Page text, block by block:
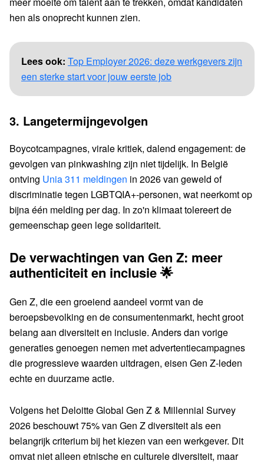
hen als onoprecht kunnen zien.
Lees ook: Top Employer 2026: deze werkgevers zijn
een sterke start voor jouw eerste job
3. Langetermijngevolgen
Boycotcampagnes, virale kritiek, dalend engagement: de
gevolgen van pinkwashing zijn niet tijdelijk. In België
ontving Unia 311 meldingen in 2026 van geweld of
discriminatie tegen LGBTQIA+-personen, wat neerkomt op
bijna één melding per dag. In zo'n klimaat tolereert de
gemeenschap geen lege solidariteit.
De verwachtingen van Gen Z: meer
authenticiteit en inclusie 🌟
Gen Z, die een groeiend aandeel vormt van de
beroepsbevolking en de consumentenmarkt, hecht groot
belang aan diversiteit en inclusie. Anders dan vorige
generaties genoegen nemen met advertentiecampagnes
die progressieve waarden uitdragen, eisen Gen Z-leden
echte en duurzame actie.
Volgens het Deloitte Global Gen Z & Millennial Survey
2026 beschouwt 75% van Gen Z diversiteit als een
belangrijk criterium bij het kiezen van een werkgever. Dit
omvat niet alleen etnische en culturele diversiteit, maar